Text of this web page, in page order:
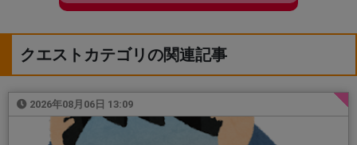
クエストカテゴリの関連記事
2026年08月06日 13:09